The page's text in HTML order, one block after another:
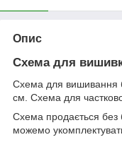
Опис
Схема для
Схема для вишивання
см. Схема для
Схема продається
можемо